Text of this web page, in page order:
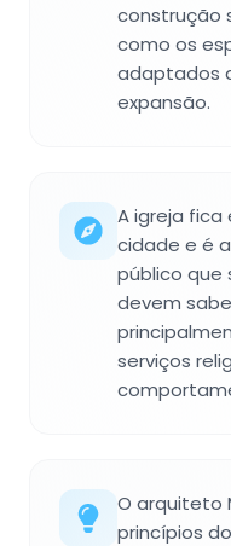
construção
como os
adaptados
expansão.
A igreja fica
cidade e é
público que
devem
serviços
O arquiteto
princípios